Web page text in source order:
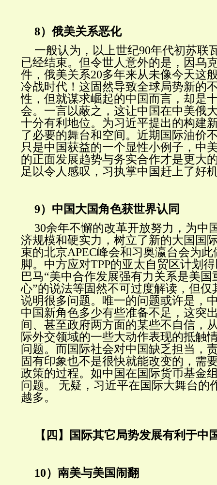
8）俄美关系恶化
一般认为，以上世纪90年代初苏联
已经结束。但令世人意外的是，因乌
件，俄美关系20多年来从未像今天这
冷战时代！这固然导致全球局势新的
性，但就谋求崛起的中国而言，却是
会。一言以蔽之，这让中国在中美俄
十分有利地位。为习近平提出的构建
了必要的舞台和空间。近期国际油价
只是中国获益的一个显性小例子，中
的正面发展趋势与务实合作才是更大
足以令人感叹，习执掌中国赶上了好
9）中国大国角色获世界认同
30余年不懈的改革开放努力，为中
济规模和硬实力，树立了新的大国国
束的北京APEC峰会和习奥瀛台会为
脚。中方应对TPP的亚太自贸区计划
巴马“美中合作发展强有力关系是美
心”的说法等固然不可过度解读，但仅
说明很多问题。唯一的问题或许是，
中国新角色多少有些准备不足，这突
间、甚至政府两方面的某些不自信，
际外交领域的一些大动作表现的抵触
问题。而国际社会对中国缺乏担当，
固有印象也不是很快就能改变的，需
政策的过程。如中国在国际货币基金
问题。 无疑，习近平在国际大舞台的
越多。
【四】国际其它局势发展有利于中
10）南美与美国闹翻